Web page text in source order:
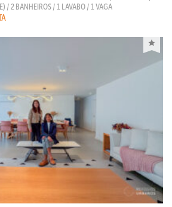
/ 2 BANHEIROS / 1 LAVABO / 1 VAGA